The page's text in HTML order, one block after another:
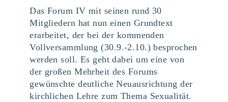
Das Forum IV mit seinen rund 30
Mitgliedern hat nun einen Grundtext
erarbeitet, der bei der kommenden
Vollversammlung (30.9.-2.10.) besprochen
werden soll. Es geht dabei um eine von
der großen Mehrheit des Forums
gewünschte deutliche Neuausrichtung der
kirchlichen Lehre zum Thema Sexualität.